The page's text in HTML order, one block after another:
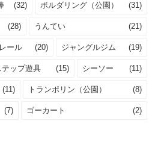
(32) ボルダリング（公園） (31)
(28) うんてい (21)
ール (20) ジャングルジム (19)
テップ遊具 (15) シーソー (11)
(11) トランポリン（公園） (8)
(7) ゴーカート (2)